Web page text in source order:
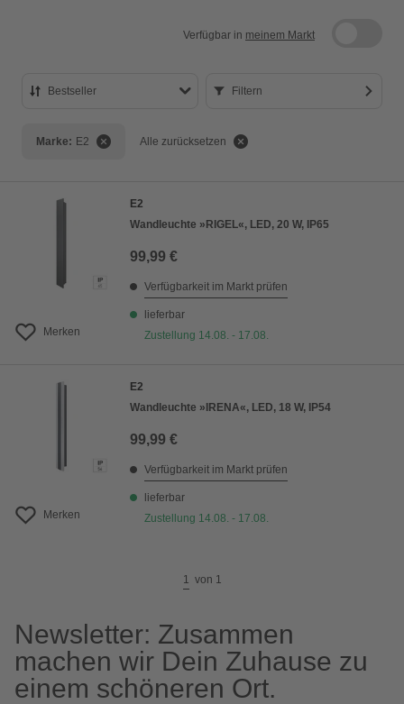
Verfügbar in meinem Markt
Bestseller
Bestseller
Filtern
Marke: E2 Alle zurücksetzen
Merken
E2
Wandleuchte »RIGEL«, LED, 20 W, IP65
99,99 €
Verfügbarkeit im Markt prüfen
lieferbar
Zustellung 14.08. - 17.08.
Merken
E2
Wandleuchte »IRENA«, LED, 18 W, IP54
99,99 €
Verfügbarkeit im Markt prüfen
lieferbar
Zustellung 14.08. - 17.08.
1 von 1
Newsletter: Zusammen
machen wir Dein Zuhause zu
einem schöneren Ort.